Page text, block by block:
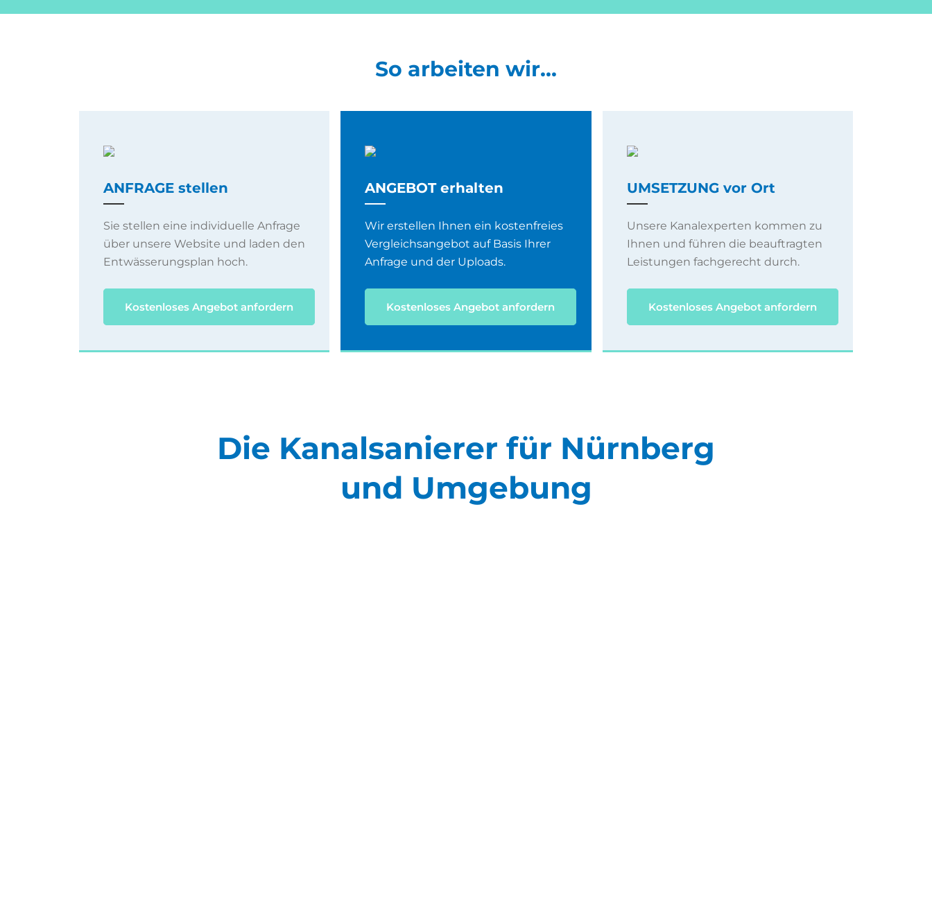
So arbeiten wir...
ANFRAGE stellen
Sie stellen eine individuelle Anfrage
über unsere Website und laden den
Entwässerungsplan hoch.
Kostenloses Angebot anfordern
ANGEBOT erhalten
Wir erstellen Ihnen ein kostenfreies
Vergleichsangebot auf Basis Ihrer
Anfrage und der Uploads.
Kostenloses Angebot anfordern
UMSETZUNG vor Ort
Unsere Kanalexperten kommen zu
Ihnen und führen die beauftragten
Leistungen fachgerecht durch.
Kostenloses Angebot anfordern
Die Kanalsanierer für Nürnberg
und Umgebung